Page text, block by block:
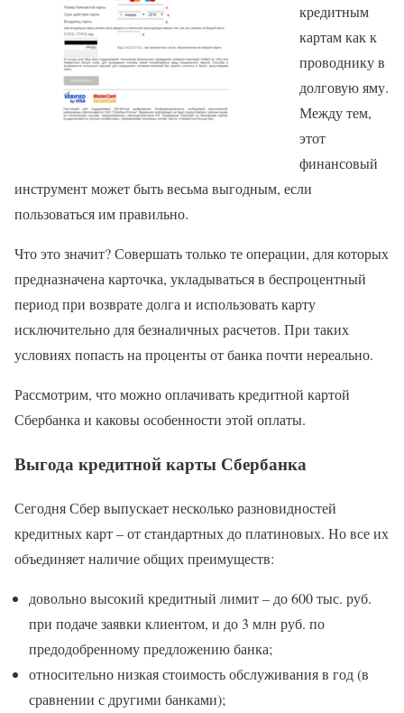
кредитным
картам как к
проводнику в
долговую яму.
Между тем,
этот
финансовый
инструмент может быть весьма выгодным, если
пользоваться им правильно.
Что это значит? Совершать только те операции, для которых
предназначена карточка, укладываться в беспроцентный
период при возврате долга и использовать карту
исключительно для безналичных расчетов. При таких
условиях попасть на проценты от банка почти нереально.
Рассмотрим, что можно оплачивать кредитной картой
Сбербанка и каковы особенности этой оплаты.
Выгода кредитной карты Сбербанка
Сегодня Сбер выпускает несколько разновидностей
кредитных карт – от стандартных до платиновых. Но все их
объединяет наличие общих преимуществ:
довольно высокий кредитный лимит – до 600 тыс. руб.
при подаче заявки клиентом, и до 3 млн руб. по
предодобренному предложению банка;
относительно низкая стоимость обслуживания в год (в
сравнении с другими банками);